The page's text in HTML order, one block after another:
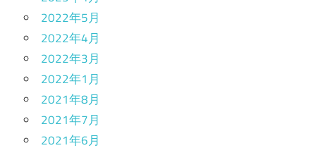
2022年5月
2022年4月
2022年3月
2022年1月
2021年8月
2021年7月
2021年6月